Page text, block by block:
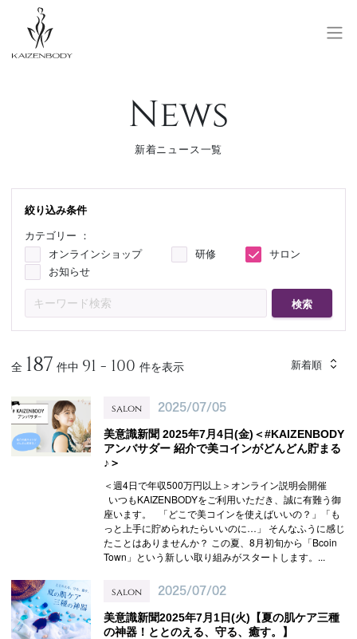
SALON RESERVE
サロン予約
SCHOOL RESERVE
お問い合わせ
News
新着ニュース一覧
絞り込み条件
カテゴリー ：
オンラインショップ 研修
サロン
お知らせ
検索
全 187 件中 91 - 100 件を表示 新着順
salon 2025/07/05
美意識新聞 2025年7月4日(金)＜#KAIZENBODY
アンバサダー 紹介で美コインがどんどん貯まる
♪＞
＜週4日で年収500万円以上＞オンライン説明会開催
いつもKAIZENBODYをご利用いただき、誠に有難う御
座います。 「どこで美コインを使えばいいの？」「も
っと上手に貯められたらいいのに…」 そんなふうに感じ
たことはありませんか？ この夏、8月初旬から「Bcoin
Town」という新しい取り組みがスタートします。...
salon 2025/07/02
美意識新聞2025年7月1日(火)【夏の肌ケア三種
の神器！ととのえる、守る、癒す。】